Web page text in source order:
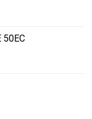
50EC